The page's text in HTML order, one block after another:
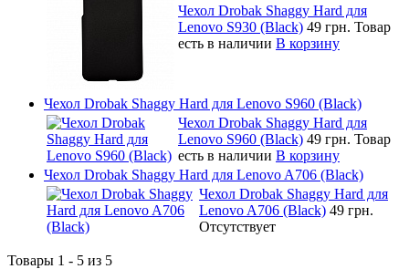
Чехол Drobak Shaggy Hard для
Lenovo S930 (Black) 49 грн. Товар
есть в наличии В корзину
Чехол Drobak Shaggy Hard для Lenovo S960 (Black)
Чехол Drobak Shaggy Hard для
Lenovo S960 (Black) 49 грн. Товар
есть в наличии В корзину
Чехол Drobak Shaggy Hard для Lenovo A706 (Black)
Чехол Drobak Shaggy Hard для
Lenovo A706 (Black) 49 грн.
Отсутствует
Товары 1 - 5 из 5